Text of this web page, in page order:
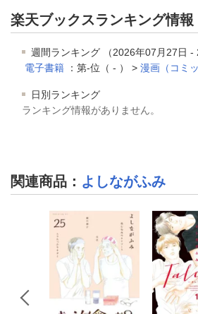
楽天ブックスランキング情報
週間ランキング （2026年07月27日 -
電子書籍 ：第-位（ - ） > 漫画（コミッ
日別ランキング
ランキング情報がありません。
関連商品 ： よしながふみ